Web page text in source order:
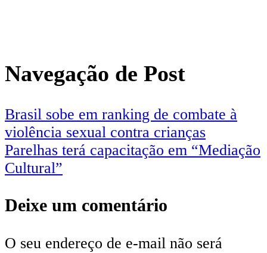
Navegação de Post
Brasil sobe em ranking de combate à
violência sexual contra crianças
Parelhas terá capacitação em “Mediação
Cultural”
Deixe um comentário
O seu endereço de e-mail não será